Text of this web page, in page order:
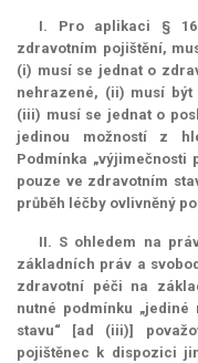
I. Pro aplikaci § 16
zdravotním pojištění,
(i) musí se jednat o
nehrazené, (ii) musí být
(iii) musí se jednat o
jedinou možností z
Podmínka „výjimečnosti
pouze ve zdravotním
průběh léčby ovlivněný
II. S ohledem na
základních práv a
zdravotní péči na
nutné podmínku
stavu“ [ad (iii)]
pojištěnec k dispozici